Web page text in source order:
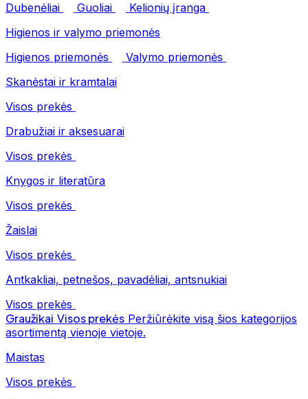
Dubenėliai
Guoliai
Kelionių įranga
Higienos ir valymo priemonės
Higienos priemonės
Valymo priemonės
Skanėstai ir kramtalai
Visos prekės
Drabužiai ir aksesuarai
Visos prekės
Knygos ir literatūra
Visos prekės
Žaislai
Visos prekės
Antkakliai, petnešos, pavadėliai, antsnukiai
Visos prekės
Graužikai Visos prekės Peržiūrėkite visą šios kategorijos
asortimentą vienoje vietoje.
Maistas
Visos prekės